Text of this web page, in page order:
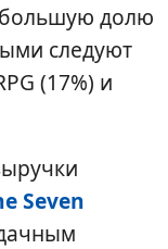
долю
следуют
(17%) и
Seven